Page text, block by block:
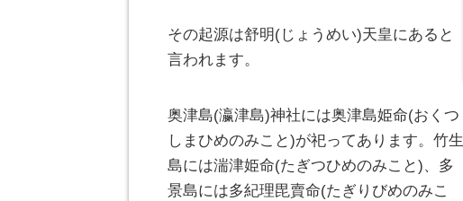
その起源は舒明(じょうめい)天皇にあると
言われます。
奥津島(瀛津島)神社には奥津島姫命(おくつ
しまひめのみこと)が祀ってあります。竹生
島には湍津姫命(たぎつひめのみこと)、多
景島には多紀理毘賣命(たぎりびめのみこ